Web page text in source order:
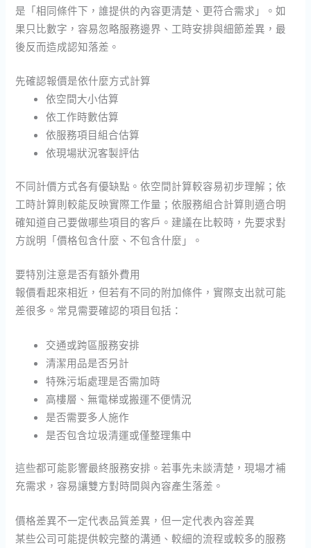
是「相同條件下，誰提供的內容更清楚、更符合需求」。如
果只比數字，容易忽略服務邊界、工時安排與細節差異，最
後反而造成認知落差。
先確認報價是依什麼方式計算
依空間大小估算
依工作時數估算
依服務項目組合估算
依現場狀況客製評估
不同計價方式各有優缺點。依空間計算較容易初步理解；依
工時計算則較能反映實際工作量；依服務組合計算則適合明
確知道自己要做哪些項目的客戶。建議在比較時，先要求對
方說明「價格包含什麼、不包含什麼」。
要特別注意是否有額外費用
報價看起來相近，但若有不同的附加條件，實際支出就可能
差很多。常見需要確認的項目包括：
交通或跨區服務安排
清潔用品是否另計
特殊污垢處理是否需加時
高樓層、無電梯或搬運不便情況
是否需要多人施作
是否包含垃圾清運或僅整理集中
這些都可能影響最終服務安排。若事先未談清楚，現場才補
充需求，容易讓雙方對時間與內容產生落差。
價格差異不一定代表品質差異，但一定代表內容差異
某些公司可能提供較完整的溝通、較細的流程或較多的服務